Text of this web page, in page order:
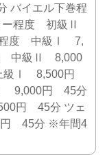
バイエル下巻程
ー程度 初級Ⅱ
程度 中級Ⅰ 7,
中級Ⅱ 8,000
級Ⅰ 8,500円
Ⅱ 9,000円 45分
円 45分 ツェ
45分 ※年間4